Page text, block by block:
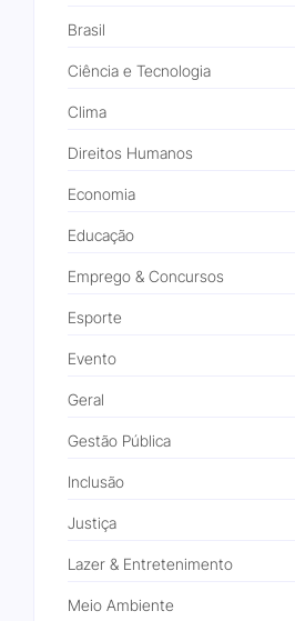
Brasil
Ciência e Tecnologia
Clima
Direitos Humanos
Economia
Educação
Emprego & Concursos
Esporte
Evento
Geral
Gestão Pública
Inclusão
Justiça
Lazer & Entretenimento
Meio Ambiente